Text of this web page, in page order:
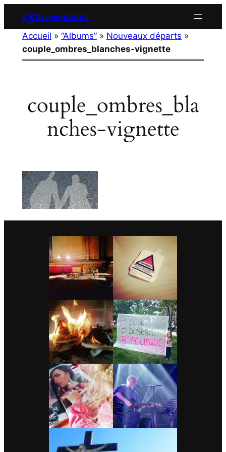
contenu
eXtrasymptotes
Accueil » “Albums”» Nouveaux départs »
couple_ombres_blanches-vignette
couple_ombres_bla
nches-vignette